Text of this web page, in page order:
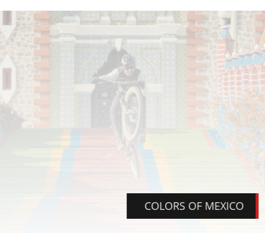
COLORS OF MEXICO